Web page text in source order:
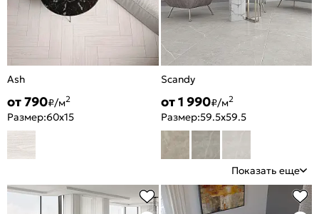
Ash
от 790₽/м2
Размер:60x15
Scandy
от 1 990₽/м2
Размер:59.5x59.5
Показать еще